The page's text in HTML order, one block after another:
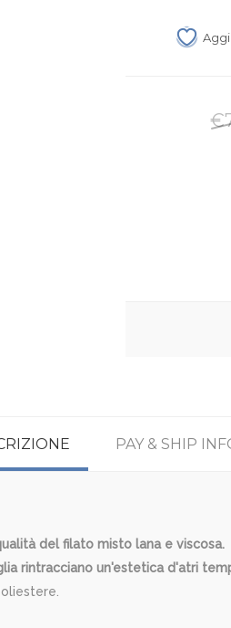
PAY & SHIP
del filato misto lana e viscosa.
rintracciano un'estetica d'atri